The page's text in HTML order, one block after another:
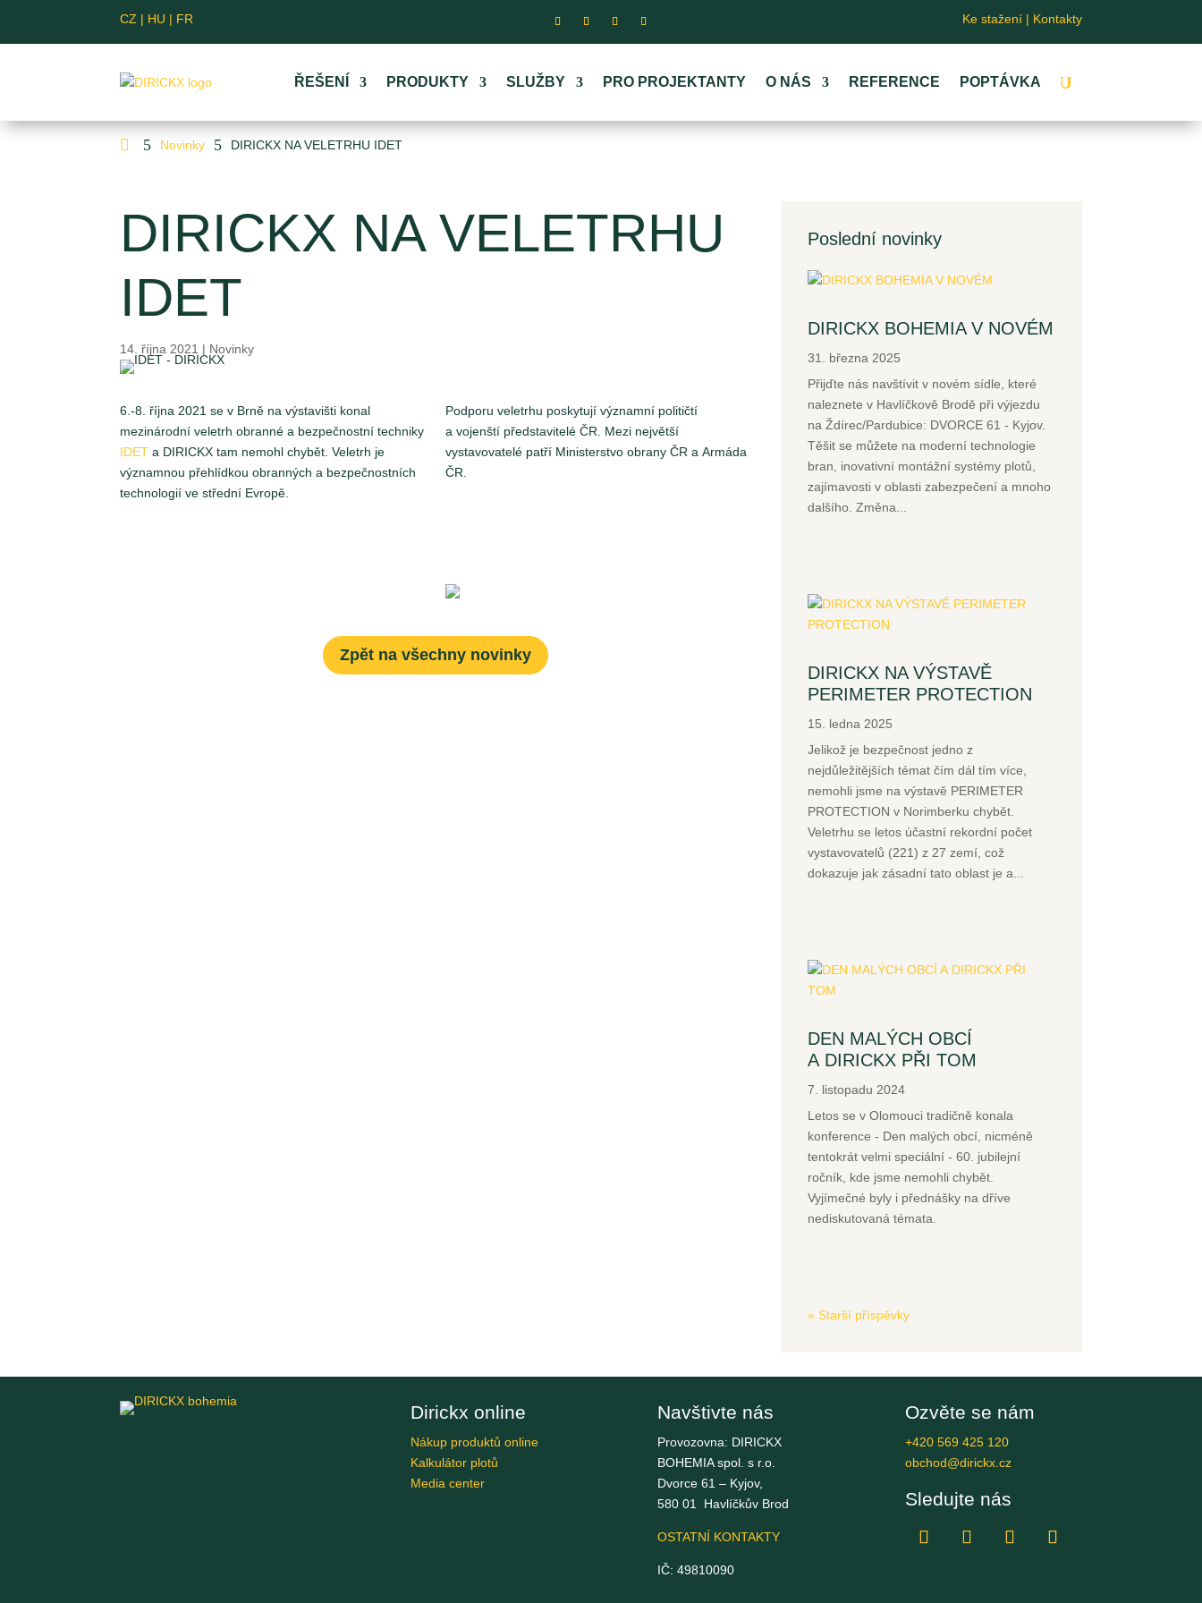
CZ | HU | FR Ke stažení | Kontakty
ŘEŠENÍ PRODUKTY SLUŽBY PRO PROJEKTANTY O NÁS REFERENCE POPTÁVKA
 5 Novinky 5 DIRICKX NA VELETRHU IDET
DIRICKX NA VELETRHU
IDET
14. října 2021 | Novinky
6.-8. října 2021 se v Brně na výstavišti konal
mezinárodní veletrh obranné a bezpečnostní techniky
IDET a DIRICKX tam nemohl chybět.Veletrh je
významnou přehlídkou obranných a bezpečnostních
technologií ve střední Evropě.
Podporu veletrhu poskytují významní političtí
a vojenští představitelé ČR. Mezi největší
vystavovatelé patří Ministerstvo obrany ČR a Armáda
ČR.
Zpět na všechny novinky
Poslední novinky
DIRICKX BOHEMIA V NOVÉM
31. března 2025
Přijďte nás navštívit v novém sídle, které
naleznete v Havlíčkově Brodě při výjezdu
na Ždírec/Pardubice: DVORCE 61 - Kyjov.
Těšit se můžete na moderní technologie
bran, inovativní montážní systémy plotů,
zajímavosti v oblasti zabezpečení a mnoho
dalšího. Změna...
DIRICKX NA VÝSTAVĚ
PERIMETER PROTECTION
15. ledna 2025
Jelikož je bezpečnost jedno z
nejdůležitějších témat čím dál tím více,
nemohli jsme na výstavě PERIMETER
PROTECTION v Norimberku chybět.
Veletrhu se letos účastní rekordní počet
vystavovatelů (221) z 27 zemí, což
dokazuje jak zásadní tato oblast je a...
DEN MALÝCH OBCÍ
A DIRICKX PŘI TOM
7. listopadu 2024
Letos se v Olomouci tradičně konala
konference - Den malých obcí, nicméně
tentokrát velmi speciální - 60. jubilejní
ročník, kde jsme nemohli chybět.
Vyjímečné byly i přednášky na dříve
nediskutovaná témata.
« Starší příspěvky
Dirickx online
Nákup produktů online
Kalkulátor plotů
Media center
Navštivte nás
Provozovna: DIRICKX
BOHEMIA spol. s r.o.
Dvorce 61 – Kyjov,
580 01 Havlíčkův Brod
OSTATNÍ KONTAKTY
IČ: 49810090
Ozvěte se nám
+420 569 425 120
obchod@dirickx.cz
Sledujte nás